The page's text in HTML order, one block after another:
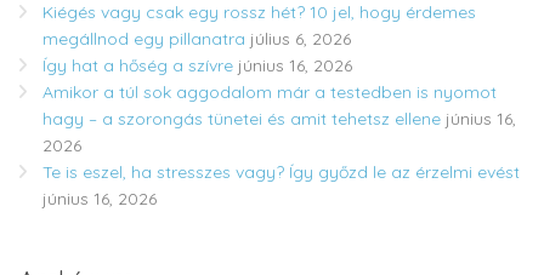
Kiégés vagy csak egy rossz hét? 10 jel, hogy érdemes
megállnod egy pillanatra július 6, 2026
Így hat a hőség a szívre június 16, 2026
Amikor a túl sok aggodalom már a testedben is nyomot
hagy – a szorongás tünetei és amit tehetsz ellene június 16,
2026
Te is eszel, ha stresszes vagy? Így győzd le az érzelmi evést
június 16, 2026